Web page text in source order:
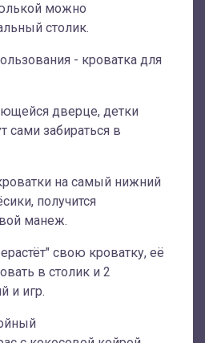
можно
столик.
- кроватка для
дверце, детки
сами забираться в
на самый нижний
получится
манеж.
свою кроватку, её
в столик и 2
и игр.